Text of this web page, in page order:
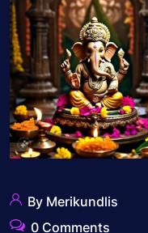
By Merikundlis
0 Comments